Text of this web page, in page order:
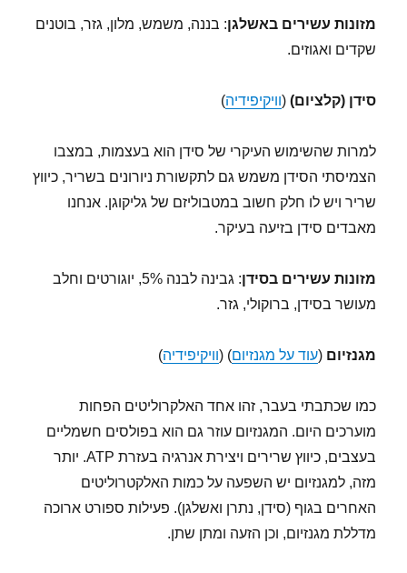
מזונות עשירים באשלגן: בננה, משמש, מלון, גזר, בוטנים
שקדים ואגוזים.
סידן (קלציום)(וויקיפידיה)
למרות שהשימוש העיקרי של סידן הוא בעצמות, במצבו
הצמיסתי הסידן משמש גם לתקשורת ניורונים בשריר, כיווץ
שריר ויש לו חלק חשוב במטבוליזם של גליקוגן. אנחנו
מאבדים סידן בזיעה בעיקר.
מזונות עשירים בסידן
: גבינה לבנה 5%, יוגורטים וחלב
מעושר בסידן, ברוקולי, גזר.
מגנזיום (עוד על מגנזיום) (וויקיפידיה)
כמו שכתבתי בעבר, זהו אחד האלקרוליטים הפחות
מוערכים היום. המגנזיום עוזר גם הוא בפולסים חשמליים
בעצבים, כיווץ שרירים ויצירת אנרגיה בעזרת ATP. יותר
מזה, למגנזיום יש השפעה על כמות האלקטרוליטים
האחרים בגוף (סידן, נתרן ואשלגן). פעילות ספורט ארוכה
מדללת מגנזיום, וכן הזעה ומתן שתן.